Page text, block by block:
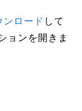
ロード して
ョンを開きま